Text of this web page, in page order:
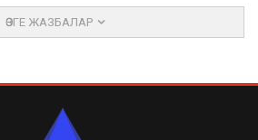
ӨЗГЕ ЖАЗБАЛАР